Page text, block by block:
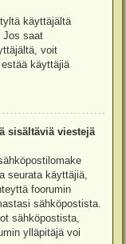
käyttäjältä
Jos saat
voit
käyttäjiä
sisältäviä viestejä
seurata käyttäjiä,
foorumin
sähköpostista.
sähköpostista,
ylläpitäjä voi